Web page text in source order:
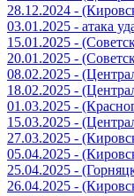
28.12.2024 -
03.01.2025 - атака
15.01.2025 -
20.01.2025 -
08.02.2025 -
18.02.2025 -
01.03.2025 -
15.03.2025 -
27.03.2025 -
05.04.2025 -
25.04.2025 -
26.04.2025 -